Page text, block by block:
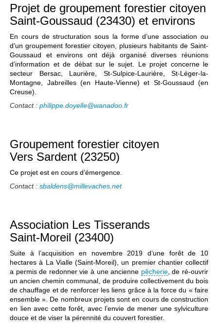
Projet de groupement forestier citoyen
Saint-Goussaud (23430) et environs
En cours de structuration sous la forme d’une association ou
d’un groupement forestier citoyen, plusieurs habitants de Saint-
Goussaud et environs ont déjà organisé diverses réunions
d’information et de débat sur le sujet. Le projet concerne le
secteur Bersac, Laurière, St-Sulpice-Laurière, St-Léger-la-
Montagne, Jabreilles (en Haute-Vienne) et St-Goussaud (en
Creuse).
Contact : philippe.doyelle@wanadoo.fr
Groupement forestier citoyen
Vers Sardent (23250)
Ce projet est en cours d’émergence.
Contact : sbaldens@millevaches.net
Association Les Tisserands
Saint-Moreil (23400)
Suite à l’acquisition en novembre 2019 d’une forêt de 10
hectares à La Vialle (Saint-Moreil), un premier chantier collectif
a permis de redonner vie à une ancienne pêcherie, de ré-ouvrir
un ancien chemin communal, de produire collectivement du bois
de chauffage et de renforcer les liens grâce à la force du « faire
ensemble ». De nombreux projets sont en cours de construction
en lien avec cette forêt, avec l’envie de mener une sylviculture
douce et de viser la pérennité du couvert forestier.